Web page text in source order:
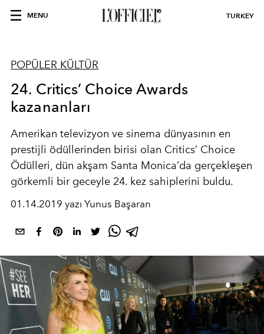
MENU TURKEY
POPÜLER KÜLTÜR
24. Critics’ Choice Awards
kazananları
Amerikan televizyon ve sinema dünyasının en
prestijli ödüllerinden birisi olan Critics’ Choice
Ödülleri, dün akşam Santa Monica’da gerçekleşen
görkemli bir geceyle 24. kez sahiplerini buldu.
01.14.2019 yazı Yunus Başaran